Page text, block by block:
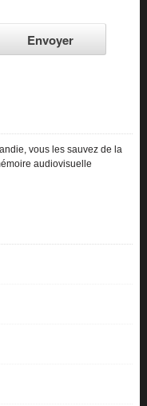
vous les sauvez de la
audiovisuelle